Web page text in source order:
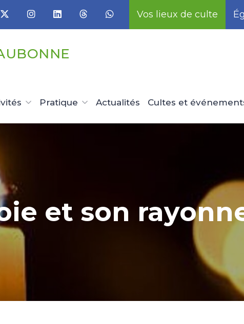
Vos lieux de culte
Pratique Actualités Cultes et
et son